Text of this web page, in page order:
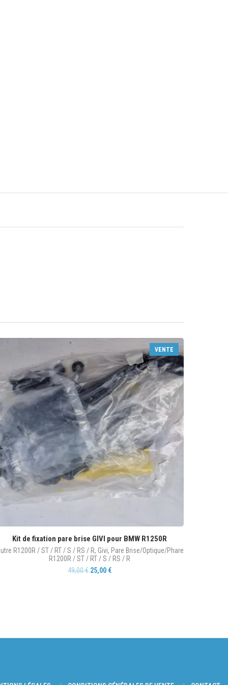
VENTE
Kit de fixation pare brise GIVI pour BMW R1250R
R1200R / ST / RT / S / RS / R, Givi, Pare Brise/Optique/Phare
R1200R / ST / RT / S / RS / R
49,00€ 25,00 €